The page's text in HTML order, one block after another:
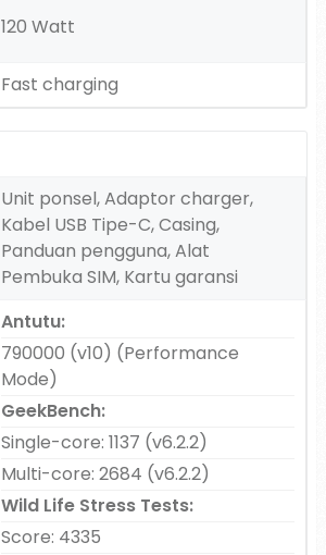
120 Watt
Fast charging
Unit ponsel, Adaptor charger,
Kabel USB Tipe-C, Casing,
Panduan pengguna, Alat
Pembuka SIM, Kartu garansi
Antutu:
790000 (v10) (Performance
Mode)
GeekBench:
Single-core: 1137 (v6.2.2)
Multi-core: 2684 (v6.2.2)
Wild Life Stress Tests:
Score: 4335